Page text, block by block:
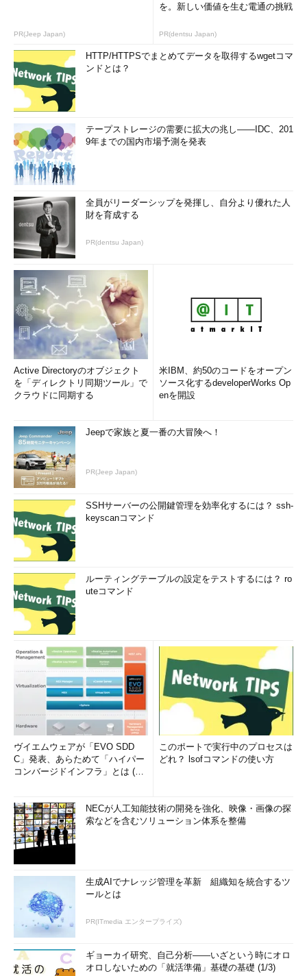
PR(Jeep Japan)
を。新しい価値を生む電通の挑戦
PR(dentsu Japan)
HTTP/HTTPSでまとめてデータを取得するwgetコマ
ンドとは？
テープストレージの需要に拡大の兆し――IDC、201
9年までの国内市場予測を発表
全員がリーダーシップを発揮し、自分より優れた人
財を育成する
PR(dentsu Japan)
Active Directoryのオブジェクト
を「ディレクトリ同期ツール」で
クラウドに同期する
米IBM、約50のコードをオープン
ソース化するdeveloperWorks Op
enを開設
Jeepで家族と夏一番の大冒険へ！
PR(Jeep Japan)
SSHサーバーの公開鍵管理を効率化するには？ ssh-
keyscanコマンド
ルーティングテーブルの設定をテストするには？ ro
uteコマンド
ヴイエムウェアが「EVO SDD
C」発表、あらためて「ハイパー
コンバージドインフラ」とは (1/
このポートで実行中のプロセスは
どれ？ lsofコマンドの使い方
NECが人工知能技術の開発を強化、映像・画像の探
索などを含むソリューション体系を整備
生成AIでナレッジ管理を革新 組織知を統合するツ
ールとは
PR(ITmedia エンタープライズ)
ギョーカイ研究、自己分析――いざという時にオロ
オロしないための「就活準備」基礎の基礎 (1/3)